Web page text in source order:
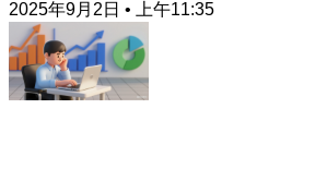
2025年9月2日 上午11:35